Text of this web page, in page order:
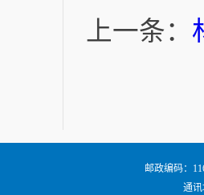
上一条：
邮政编码：
通